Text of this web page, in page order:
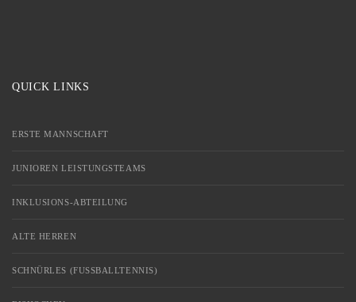
QUICK LINKS
ERSTE MANNSCHAFT
JUNIOREN LEISTUNGSTEAMS
INKLUSIONS-ABTEILUNG
ALTE HERREN
SCHNÜRLES (FUSSBALLTENNIS)